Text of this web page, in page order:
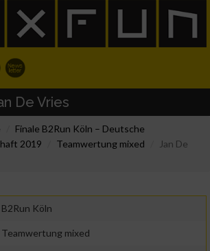
De Vries
Finale B2Run Köln – Deutsche
2019
Teamwertung mixed
Jan De
B2Run Köln
Teamwertung mixed